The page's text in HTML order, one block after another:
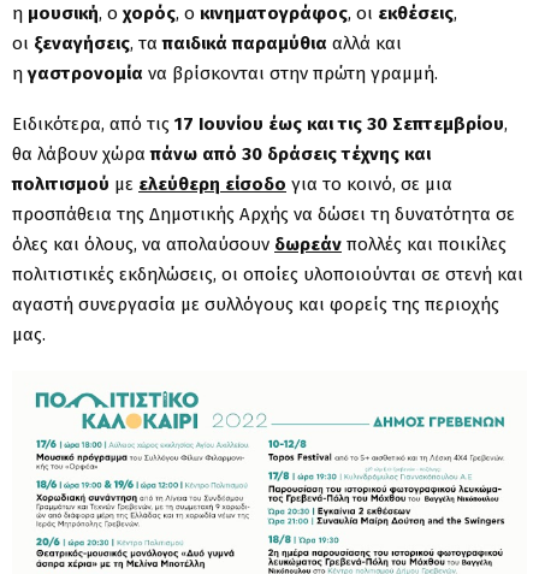
η μουσική, ο χορός, ο κινηματογράφος, οι εκθέσεις,
οι ξεναγήσεις, ταπαιδικά παραμύθια αλλά και
ηγαστρονομία να βρίσκονται στην πρώτη γραμμή.
Ειδικότερα, από τις 17 Ιουνίου έως και τις 30 Σεπτεμβρίου,
θα λάβουν χώραπάνω από 30 δράσεις τέχνης και
πολιτισμού με ελεύθερη είσοδο για το κοινό, σε μια
προσπάθεια της Δημοτικής Αρχής να δώσει τη δυνατότητα σε
όλες και όλους, να απολαύσουν δωρεάν πολλές και ποικίλες
πολιτιστικές εκδηλώσεις, οι οποίες υλοποιούνται σε στενή και
αγαστή συνεργασία με συλλόγους και φορείς της περιοχής
μας.